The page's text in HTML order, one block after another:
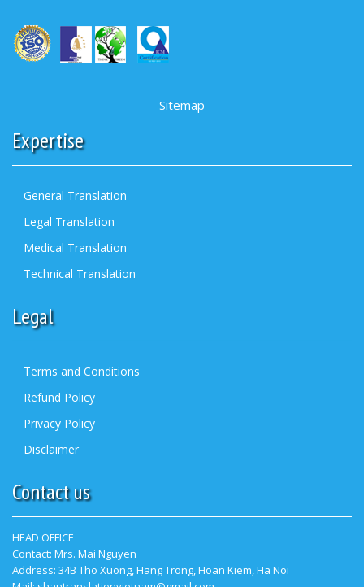
Sitemap
Expertise
General Translation
Legal Translation
Medical Translation
Technical Translation
Legal
Terms and Conditions
Refund Policy
Privacy Policy
Disclaimer
Contact us
HEAD OFFICE
Contact: Mrs. Mai Nguyen
Address: 34B Tho Xuong, Hang Trong, Hoan Kiem, Ha Noi